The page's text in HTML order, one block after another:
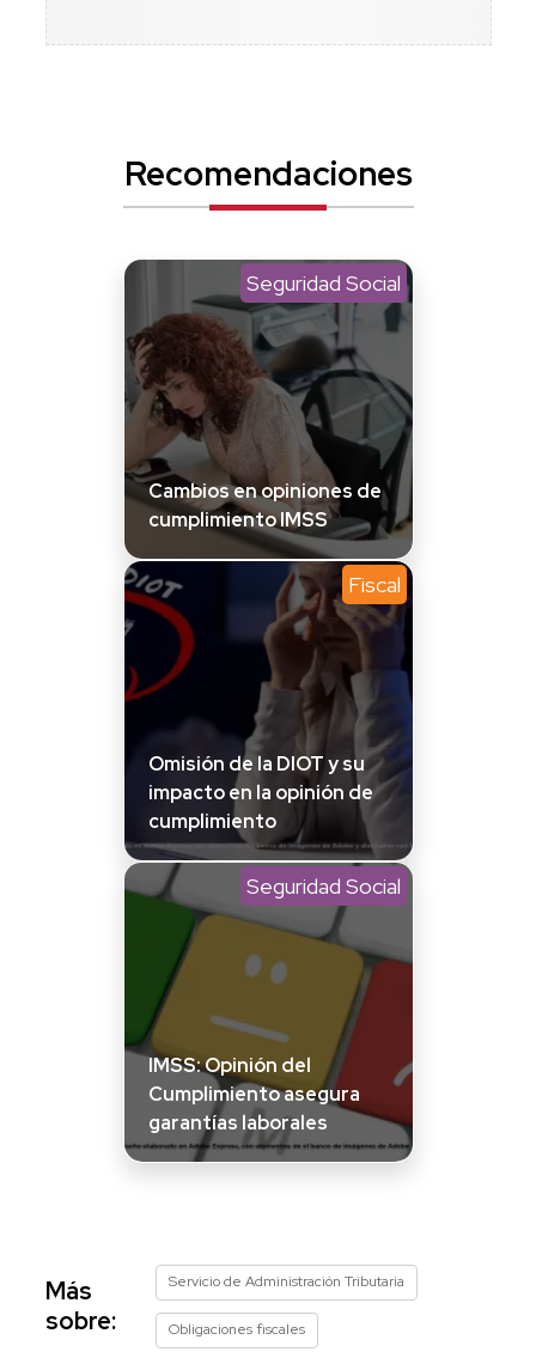
Recomendaciones
Seguridad Social
Cambios en opiniones de
cumplimiento IMSS
Fiscal
Omisión de la DIOT y su
impacto en la opinión de
cumplimiento
Seguridad Social
IMSS: Opinión del
Cumplimiento asegura
garantías laborales
Más
sobre:
Servicio de Administración Tributaria
Obligaciones fiscales